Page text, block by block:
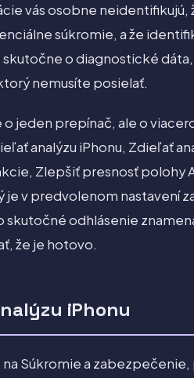
vás osobne neidentifikujú,
súkromie, a že
o diagnostické
nemusíte posielať.
jeden prepínač, ale o
analýzu iPhonu, Zdieľať
Zlepšiť presnosť polohy
je v predvolenom nastavení
odhlásenie
že je hotovo.
iPhonu
Súkromie a zabezpečenie,